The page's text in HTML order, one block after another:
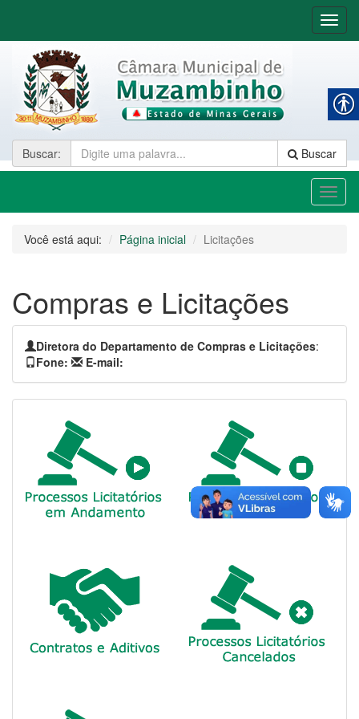
Buscar: Buscar
Você está aqui:
Página inicial Licitações
Compras e Licitações
Diretora do Departamento de Compras e Licitações:
Fone:
E-mail: